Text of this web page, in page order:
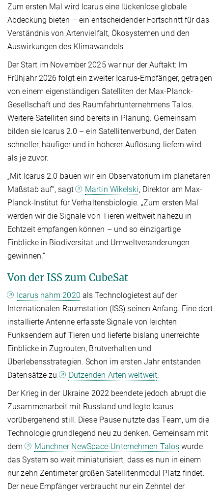
Zum ersten Mal wird Icarus eine lückenlose globale
Abdeckung bieten – ein entscheidender Fortschritt für das
Verständnis von Artenvielfalt, Ökosystemen und den
Auswirkungen des Klimawandels.
Der Start im November 2025 war nur der Auftakt: Im
Frühjahr 2026 folgt ein zweiter Icarus-Empfänger, getragen
von einem eigenständigen Satelliten der Max-Planck-
Gesellschaft und des Raumfahrtunternehmens Talos.
Weitere Satelliten sind bereits in Planung. Gemeinsam
bilden sie Icarus 2.0 – ein Satellitenverbund, der Daten
schneller, häufiger und in höherer Auflösung liefern wird
als je zuvor.
„Mit Icarus 2.0 bauen wir ein Observatorium im planetaren
Maßstab auf“, sagt
Martin Wikelski, Direktor am Max-
Planck-Institut für Verhaltensbiologie. „Zum ersten Mal
werden wir die Signale von Tieren weltweit nahezu in
Echtzeit empfangen können – und so einzigartige
Einblicke in Biodiversität und Umweltveränderungen
gewinnen.“
Von der ISS zum CubeSat
Icarus nahm 2020 als Technologietest auf der
Internationalen Raumstation (ISS) seinen Anfang. Eine dort
installierte Antenne erfasste Signale von leichten
Funksendern auf Tieren und lieferte bislang unerreichte
Einblicke in Zugrouten, Brutverhalten und
Überlebensstrategien. Schon im ersten Jahr entstanden
Datensätze zu
Dutzenden Arten weltweit.
Der Krieg in der Ukraine 2022 beendete jedoch abrupt die
Zusammenarbeit mit Russland und legte Icarus
vorübergehend still. Diese Pause nutzte das Team, um die
Technologie grundlegend neu zu denken. Gemeinsam mit
dem
Münchner NewSpace-Unternehmen Talos wurde
das System so weit miniaturisiert, dass es nun in einem
nur zehn Zentimeter großen Satellitenmodul Platz findet.
Der neue Empfänger verbraucht nur ein Zehntel der